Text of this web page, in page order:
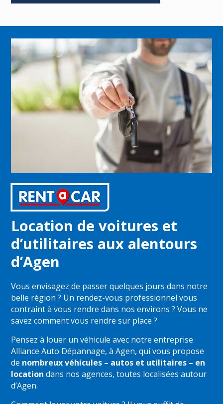
Location de voitures et
d’utilitaires aux alentours
d’Agen
Vous envisagez de passer quelques jours dans notre
belle région ? Un rendez-vous professionnel vous
contraint à vous rendre dans nos environs ? Vous ne
savez comment vous rendre sur place ?
Pensez à louer un véhicule avec notre entreprise
Alliance Auto Dépannage, à Agen, qui vous propose
de nombreux véhicules – autos et utilitaires – en
location dans nos agences, toutes localisées autour
d’Agen.